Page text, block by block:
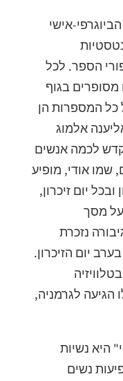
אישי
הספר. לכל
בגוף
כל המספרות הן
אלמוג
לכמה אנשים
אודי, מופיע
יום זיכרון,
על מסך
נזכרת
יום הזיכרון.
לגרמניה,
היא נשיות
נשים